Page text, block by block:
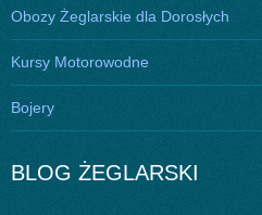
Obozy Żeglarskie dla Dorosłych
Kursy Motorowodne
Bojery
BLOG ŻEGLARSKI